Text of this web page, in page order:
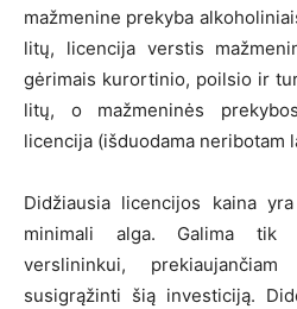
mažmenine prekyba
litų, licencija verstis
gėrimais kurortinio, poilsio ir
litų, o mažmeninės
licencija (išduodama neribotam
Didžiausia licencijos kaina
minimali alga. Galima tik
verslininkui,
susigrąžinti šią investiciją.